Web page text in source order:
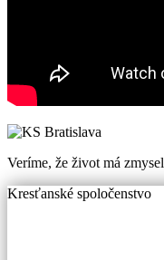
Veríme, že život má
Kresťanské spoločenstvo